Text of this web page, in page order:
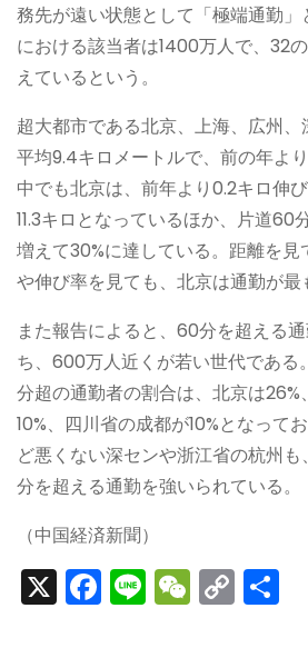
務先が遠い状態として「極端通勤
における該当者は1400万人で、32
えているという。
超大都市である北京、上海、広州
平均9.4キロメートルで、前の年よ
中でも北京は、前年より0.2キロ伸
11.3キロとなっているほか、片道60
増えて30%に達している。距離を
や伸び率を見ても、北京は通勤が最
また報告によると、60分を超える
ち、600万人近くが若い世代である
分超の通勤者の割合は、北京は26%
10%、四川省の成都が10%となって
ど悪くない深センや浙江省の杭州
分を超える通勤を強いられている。
（中国経済新聞）
X F
a
Li
n
W
e
C
o